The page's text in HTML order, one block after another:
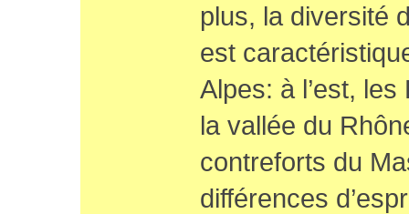
plus, la diversité
est
Alpes: à l’est,
la vallée du
contreforts du
différences